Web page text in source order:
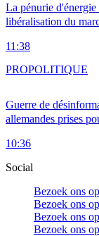
La pénurie
libéralisation du
11:38
Guerre de
allemandes prises
10:36
PROPOLITIQUE
Social
Bezoek ons
Bezoek ons
Bezoek ons
Bezoek ons